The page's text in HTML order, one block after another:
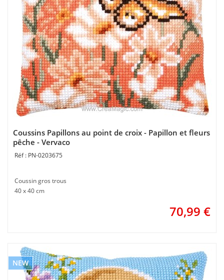
Coussins Papillons au point de croix - Papillon et fleurs
pêche - Vervaco
PN-0203675
Coussin gros trous
40 x 40 cm
70,99 €
NEW